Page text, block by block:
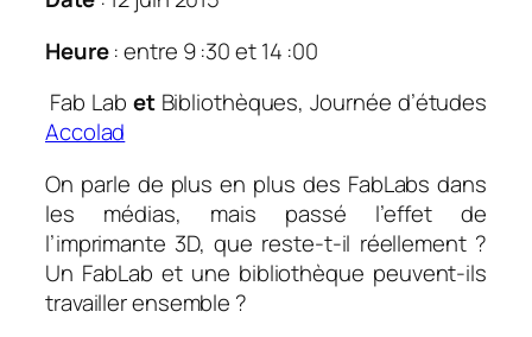
Heure: entre 9 :30 et 14 :00
Fab Lab et Bibliothèques, Journée d’études
Accolad
On parle de plus en plus des FabLabs dans
les médias, mais passé l’effet de
l’imprimante 3D, que reste-t-il réellement ?
Un FabLab et une bibliothèque peuvent-ils
travailler ensemble ?